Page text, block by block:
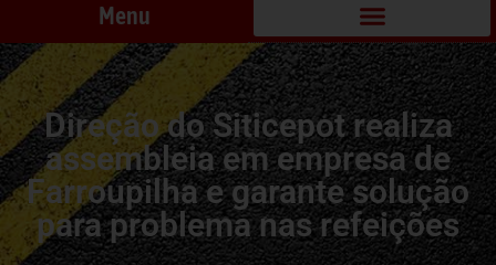
Menu
Direção do Siticepot realiza
assembleia em empresa de
Farroupilha e garante solução
para problema nas refeições